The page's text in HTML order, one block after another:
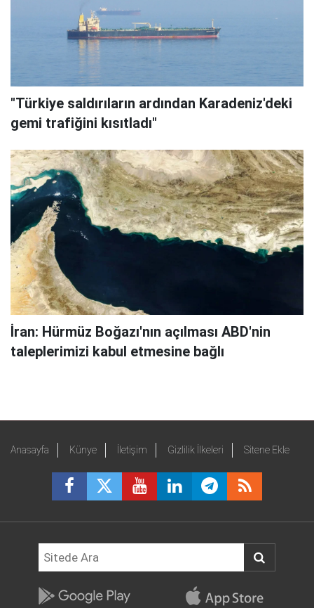
"Türkiye saldırıların ardından Karadeniz'deki
gemi trafiğini kısıtladı"
İran: Hürmüz Boğazı'nın açılması ABD'nin
taleplerimizi kabul etmesine bağlı
Anasayfa Künye İletişim Gizlilik İlkeleri Sitene Ekle